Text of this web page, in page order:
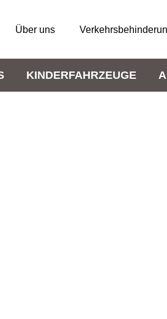
Über uns
KINDERFAHRZEUGE